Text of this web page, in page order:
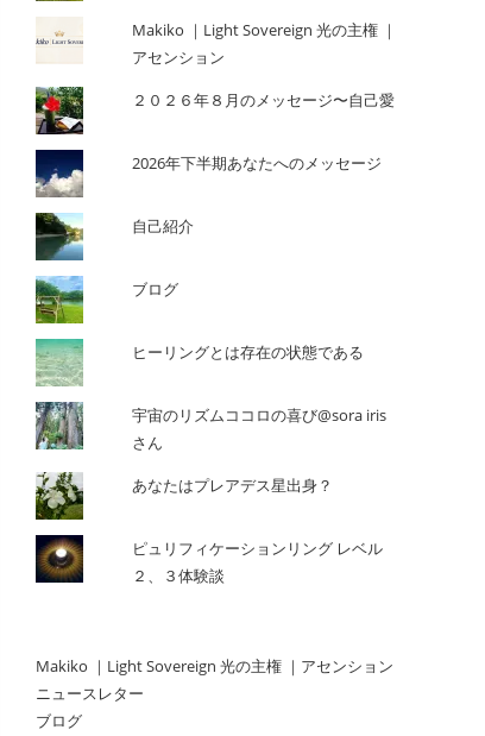
イ
ト
Makiko ｜Light Sovereign 光の主権 ｜
アセンション
２０２６年８月のメッセージ〜自己愛
2026年下半期あなたへのメッセージ
自己紹介
ブログ
ヒーリングとは存在の状態である
宇宙のリズムココロの喜び@sora iris
さん
あなたはプレアデス星出身？
ピュリフィケーションリング レベル
２、３体験談
Makiko ｜Light Sovereign 光の主権 ｜アセンション
ニュースレター
ブログ